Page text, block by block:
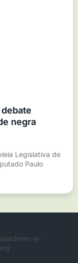
negra
Legislativa de
Paulo